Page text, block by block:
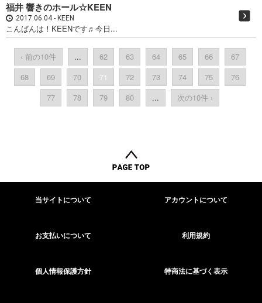
福井 響きのホール☆KEEN
2017.06.04 KEEN
こんばんは！KEENです♬今日...
‹ 前の10件 ... 62 63 64 65 66
67
68
69 70 71 72 73 74 75
76
77
78 79 80 ... 次の10件 ›
当サイトについて アカウントについて
お支払いについて 利用規約
個人情報保護方針 特商法に基づく表示